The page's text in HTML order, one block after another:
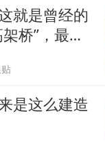
就是曾经的
桥”，最高
是这么建造